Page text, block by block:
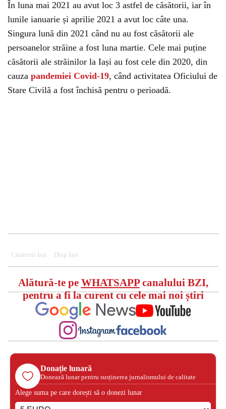
În luna mai 2021 au avut loc 3 astfel de căsătorii, iar în
lunile ianuarie și aprilie 2021 a avut loc câte una.
Singura lună din 2021 când nu au fost căsătorii ale
persoanelor străine a fost luna martie. Cele mai puține
căsătorii ale străinilor la Iași au fost cele din 2020, din
cauza pandemiei Covid-19, când activitatea Oficiului de
Stare Civilă a fost închisă pentru o perioadă.
Căsătorii Iași Dlep Iasi
Alătură-te pe WHATSAPPcanalului BZI,
pentru a fi la curent cu cele mai noi știri
Donație lunară
Donează lunar pentru susținerea jurnalismului de calitate
Alege suma pe care dorești să o donezi lunar